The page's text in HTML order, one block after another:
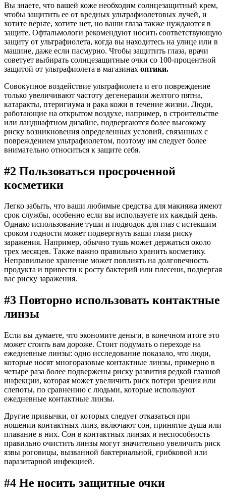
Вы знаете, что вашей коже необходим солнцезащитный крем,
чтобы защитить ее от вредных ультрафиолетовых лучей, и
хотите верьте, хотите нет, но ваши глаза также нуждаются в
защите. Офтальмологи рекомендуют носить соответствующую
защиту от ультрафиолета, когда вы находитесь на улице или в
машине, даже если пасмурно. Чтобы защитить глаза, врачи
советует выбирать солнцезащитные очки со 100-процентной
защитой от ультрафиолета в магазинах оптики.
Совокупное воздействие ультрафиолета и его повреждение
только увеличивают частоту дегенерации желтого пятна,
катаракты, птеригиума и рака кожи в течение жизни. Люди,
работающие на открытом воздухе, например, в строительстве
или ландшафтном дизайне, подвергаются более высокому
риску возникновения определенных условий, связанных с
повреждением ультрафиолетом, поэтому им следует более
внимательно относиться к защите себя.
#2 Пользоваться просроченной
косметики
Легко забыть, что ваши любимые средства для макияжа имеют
срок службы, особенно если вы используете их каждый день.
Однако использование туши и подводок для глаз с истекшим
сроком годности может подвергнуть ваши глаза риску
заражения. Например, обычно тушь может держаться около
трех месяцев. Также важно правильно хранить косметику.
Неправильное хранение может повлиять на долговечность
продукта и привести к росту бактерий или плесени, подвергая
вас риску заражения.
#3 Повторно использовать контактные
линзы
Если вы думаете, что экономите деньги, в конечном итоге это
может стоить вам дороже. Стоит подумать о переходе на
ежедневные линзы: одно исследование показало, что люди,
которые носят многоразовые контактные линзы, примерно в
четыре раза более подвержены риску развития редкой глазной
инфекции, которая может увеличить риск потери зрения или
слепоты, по сравнению с людьми, которые используют
ежедневные контактные линзы.
Другие привычки, от которых следует отказаться при
ношении контактных линз, включают сон, принятие душа или
плавание в них. Сон в контактных линзах и неспособность
правильно очистить линзы могут значительно увеличить риск
язвы роговицы, вызванной бактериальной, грибковой или
паразитарной инфекцией.
#4 Не носить защитные очки